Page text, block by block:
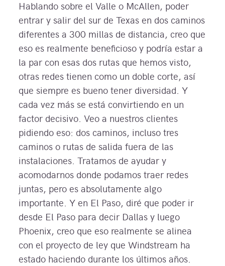
Hablando sobre el Valle o McAllen, poder
entrar y salir del sur de Texas en dos caminos
diferentes a 300 millas de distancia, creo que
eso es realmente beneficioso y podría estar a
la par con esas dos rutas que hemos visto,
otras redes tienen como un doble corte, así
que siempre es bueno tener diversidad. Y
cada vez más se está convirtiendo en un
factor decisivo. Veo a nuestros clientes
pidiendo eso: dos caminos, incluso tres
caminos o rutas de salida fuera de las
instalaciones. Tratamos de ayudar y
acomodarnos donde podamos traer redes
juntas, pero es absolutamente algo
importante. Y en El Paso, diré que poder ir
desde El Paso para decir Dallas y luego
Phoenix, creo que eso realmente se alinea
con el proyecto de ley que Windstream ha
estado haciendo durante los últimos años.